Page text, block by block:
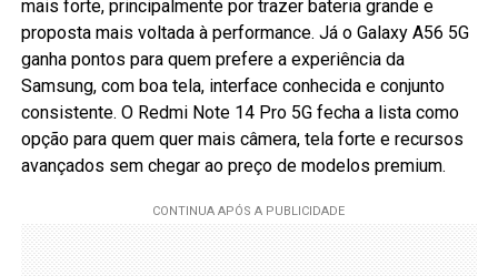
mais forte, principalmente por trazer bateria grande e
proposta mais voltada à performance. Já o Galaxy A56 5G
ganha pontos para quem prefere a experiência da
Samsung, com boa tela, interface conhecida e conjunto
consistente. O Redmi Note 14 Pro 5G fecha a lista como
opção para quem quer mais câmera, tela forte e recursos
avançados sem chegar ao preço de modelos premium.